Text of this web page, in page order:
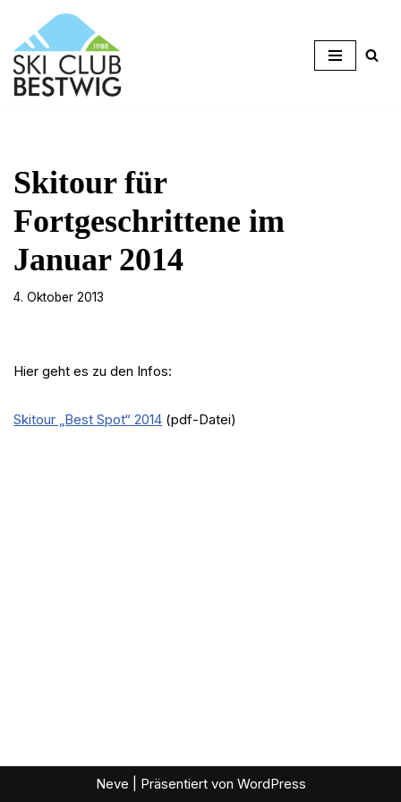
Zum
Inhalt
springen
Skitour für
Fortgeschrittene im
Januar 2014
4. Oktober 2013
Hier geht es zu den Infos:
Skitour „Best Spot“ 2014 (pdf-Datei)
Neve | Präsentiert von WordPress